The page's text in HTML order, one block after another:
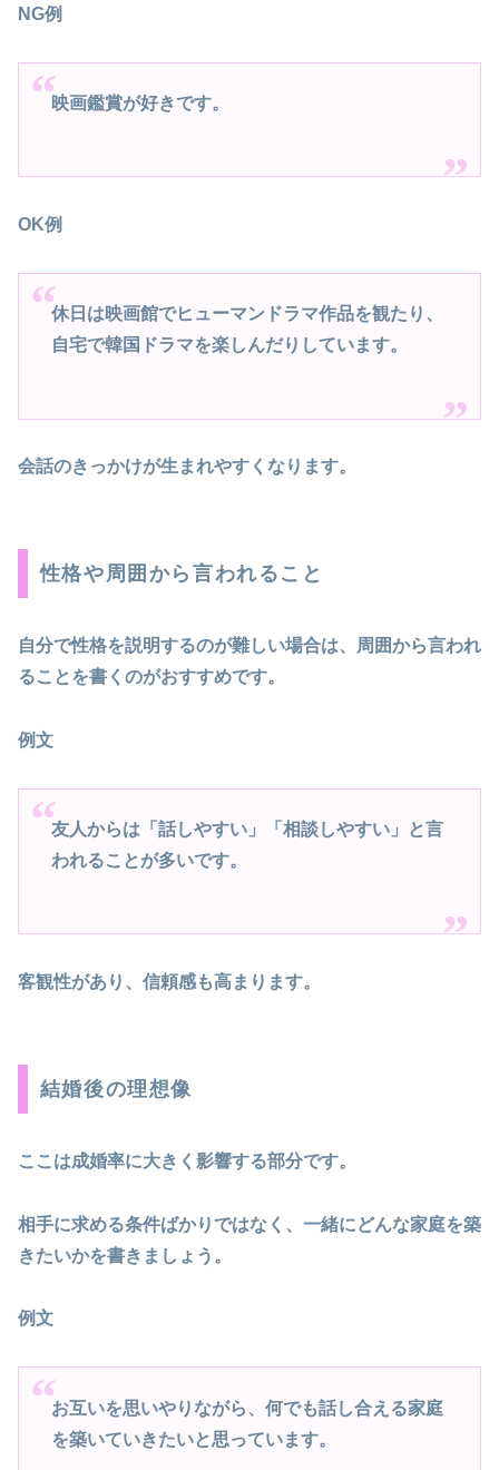
NG例
映画鑑賞が好きです。
OK例
休日は映画館でヒューマンドラマ作品を観たり、
自宅で韓国ドラマを楽しんだりしています。
会話のきっかけが生まれやすくなります。
性格や周囲から言われること
自分で性格を説明するのが難しい場合は、周囲から言われ
ることを書くのがおすすめです。
例文
友人からは「話しやすい」「相談しやすい」と言
われることが多いです。
客観性があり、信頼感も高まります。
結婚後の理想像
ここは成婚率に大きく影響する部分です。
相手に求める条件ばかりではなく、一緒にどんな家庭を築
きたいかを書きましょう。
例文
お互いを思いやりながら、何でも話し合える家庭
を築いていきたいと思っています。